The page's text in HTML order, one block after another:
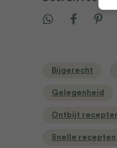
Bijgerecht
Gelegenheid
Ontbijt
Snelle recepten